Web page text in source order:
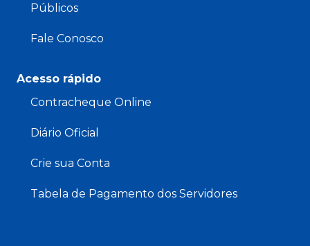
Públicos
Fale Conosco
Acesso rápido
Contracheque Online
Diário Oficial
Crie sua Conta
Tabela de Pagamento dos Servidores